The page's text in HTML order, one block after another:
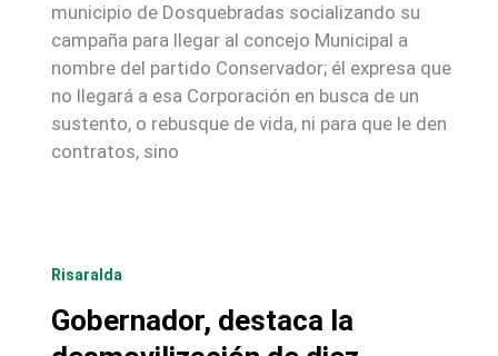
municipio de Dosquebradas socializando su
campaña para llegar al concejo Municipal a
nombre del partido Conservador; él expresa que
no llegará a esa Corporación en busca de un
sustento, o rebusque de vida, ni para que le den
contratos, sino
Risaralda
Gobernador, destaca la